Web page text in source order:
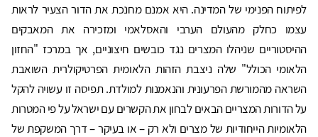
לפיתוח הפנימי של המדינה. היא אמנם מחנכת את הדור הצעיר לראות
עצמו כחלק מהעולם הערבי והאסלאמי ומזכירה את המאבקים
ההיסטוריים שניהלו המצרים נגד כובשים חיצוניים, אך במרכז "החזון
הלאומי הכולל" שלה ניצבת הזהות הלאומית הפרטיקולרית השואבת
השראה מהמורשת הפרעונית והנאמנות למולדת. תפיסה זו עשויה להקל
על הדורות המצריים הבאים לבחון את הקשרים עם ישראל על פי המטרות
הלאומיות הייחודיות של מצרים ולא רק – או בעיקר – דרך המשקפת של